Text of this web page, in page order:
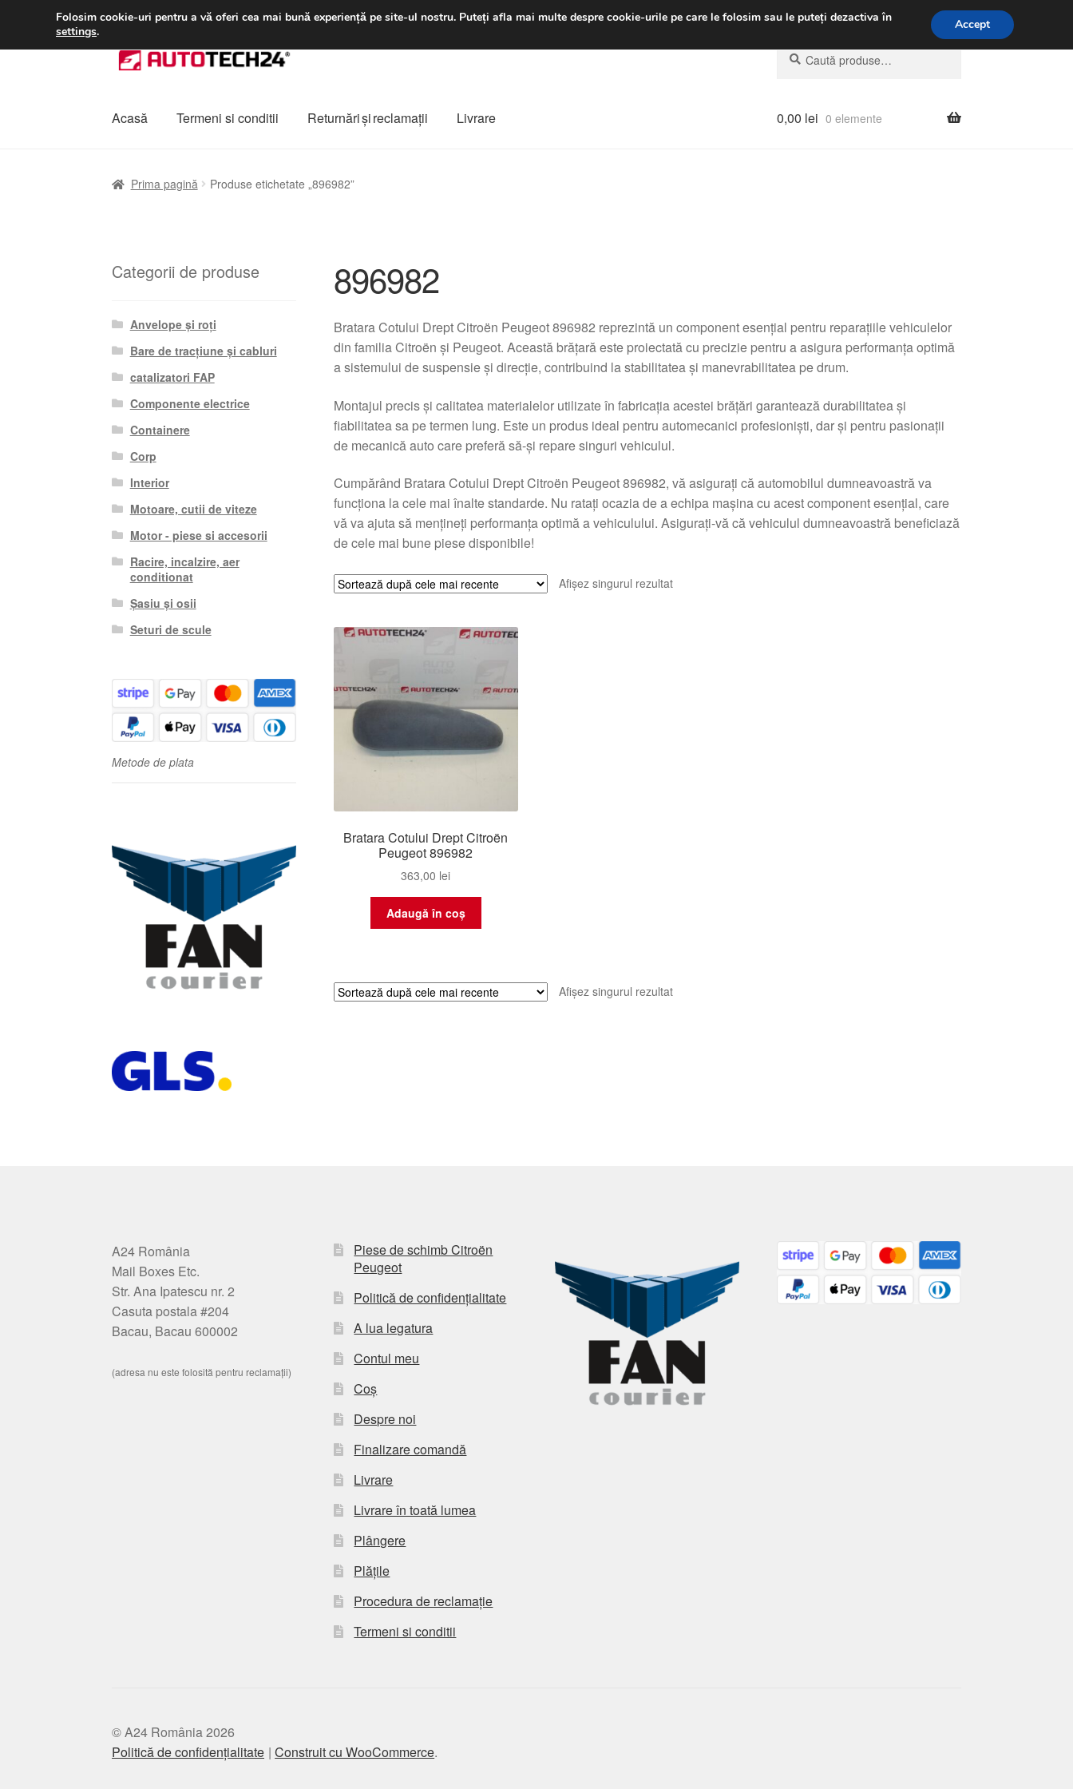
LIVRARE de la 33 lei luni-vineri 9 a.m. - 4 p.m.031 229 6816
Sari
la
Sari
la
Caută
după:
Caută
Acasă Termeni si conditii Returnări şi reclamații Livrare 0,00 lei 0 elemente
Prima pagină Produse etichetate „896982”
896982
Bratara Cotului Drept Citroën Peugeot 896982 reprezintă un component esențial pentru reparațiile vehiculelor
din familia Citroën și Peugeot. Această brățară este proiectată cu precizie pentru a asigura performanța optimă
a sistemului de suspensie și direcție, contribuind la stabilitatea și manevrabilitatea pe drum.
Montajul precis și calitatea materialelor utilizate în fabricația acestei brățări garantează durabilitatea și
fiabilitatea sa pe termen lung. Este un produs ideal pentru automecanici profesioniști, dar și pentru pasionații
de mecanică auto care preferă să-și repare singuri vehiculul.
Cumpărând Bratara Cotului Drept Citroën Peugeot 896982, vă asigurați că automobilul dumneavoastră va
funcționa la cele mai înalte standarde. Nu ratați ocazia de a echipa mașina cu acest component esențial, care
vă va ajuta să mențineți performanța optimă a vehiculului. Asigurați-vă că vehiculul dumneavoastră beneficiază
de cele mai bune piese disponibile!
Afișez singurul rezultat
Bratara Cotului Drept Citroën
Peugeot 896982
363,00 lei
Adaugă în coș
Afișez singurul rezultat
Categorii de produse
Anvelope și roți
Bare de tracțiune și cabluri
catalizatori FAP
Componente electrice
Containere
Corp
Interior
Motoare, cutii de viteze
Motor - piese si accesorii
Racire, incalzire, aer
conditionat
Șasiu și osii
Seturi de scule
Metode de plata
A24 România
Mail Boxes Etc.
Str. Ana Ipatescu nr. 2
Casuta postala #204
Bacau, Bacau 600002
(adresa nu este folosită pentru reclamații)
Piese de schimb Citroën
Peugeot
Politică de confidențialitate
A lua legatura
Contul meu
Coș
Despre noi
Finalizare comandă
Livrare
Livrare în toată lumea
Plângere
Plățile
Procedura de reclamație
Termeni si conditii
© A24 România 2026
Politică de confidențialitate Construit cu WooCommerce.
Folosim cookie-uri pentru a vă oferi cea mai bună experiență pe site-ul nostru. Puteți afla mai multe despre cookie-urile pe care le folosim sau le puteți dezactiva în
settings. Accept